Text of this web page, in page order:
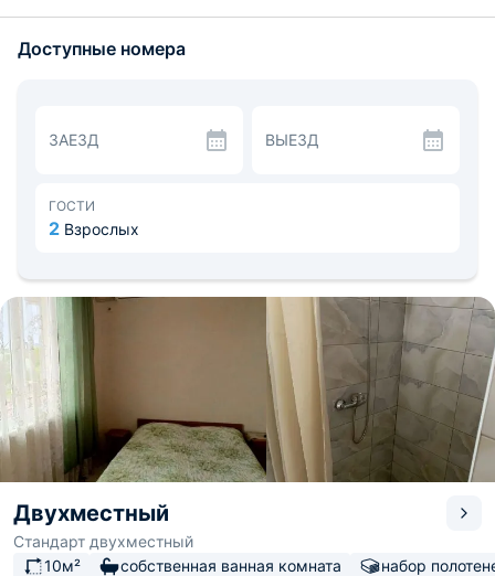
воздухом.
получении ярких и незабываемых впечатлений от вашей
поездки.
вместимостью и комплектацией, при этом в каждом вы
обнаружите комфортабельные кровати, постельное
комната укомплектована стандартным набором
сантехники.
На улице оборудованы обеденная и кухонная зоны, где
предусмотрены плита, духовой шкаф, холодильник и
чайник, чтобы вы всегда могли порадовать себя
блюдами собственного приготовления. Поблизости
также есть продуктовые магазины, рестораны и
столовые.
В шаговой доступности находятся основные
достопримечательности, места досуга и центральный
пляж. Расстояние до аэропорта в Сочи — 45,2 км, а до
ближайшего железнодорожного вокзала в Лоо — 5,4
км.
Доступные номера
ЗАЕЗД ВЫЕЗД
ГОСТИ
2 Взрослых
Двухместный
Стандарт двухместный
10м²
собственная ванная комната набор